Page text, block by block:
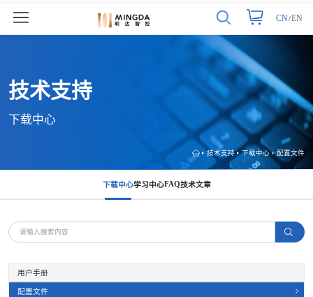
CN/EN
技术支持
下载中心
下载中心学习中心FAQ技术文章
技术支持 下载中心 配置文件
用户手册
配置文件